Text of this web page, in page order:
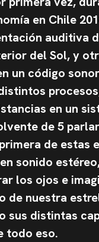
en Chile
auditiva
del Sol, y
un código
en un
de 5
de estas
sonido
los ojos e
de nuestra
sus distintas
todo eso.